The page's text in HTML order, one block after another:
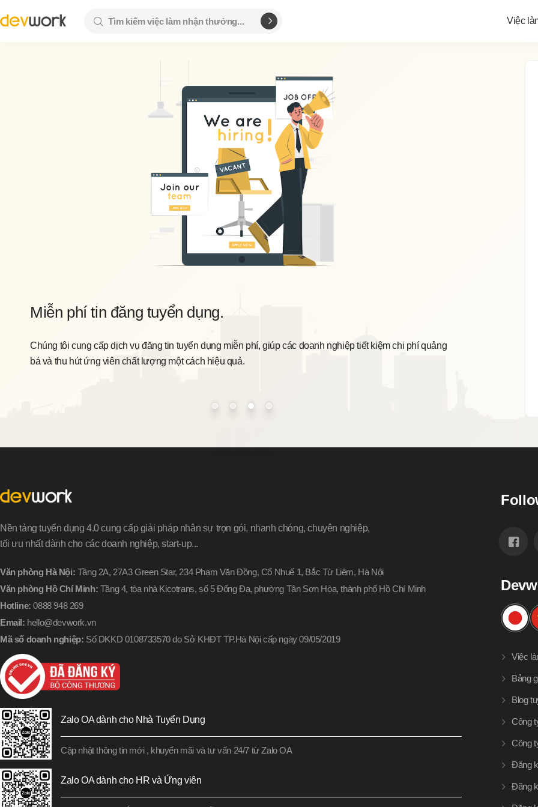
Việc
Miễn phí tin đăng tuyển dụng.
Chúng tôi cung cấp dịch vụ đăng tin tuyển dụng miễn phí, giúp các doanh nghiệp tiết kiệm chi phí quảng
bá và thu hút ứng viên chất lượng một cách hiệu quả.
tiết
Nền tảng tuyển dụng 4.0 cung cấp giải pháp nhân sự trọn gói, nhanh chóng, chuyên nghiệp,
tối ưu nhất dành cho các doanh nghiệp, start-up...
Văn phòng Hà Nội: Tầng 2A, 27A3 Green Star, 234 Phạm Văn Đồng, Cổ Nhuế 1, Bắc Từ Liêm, Hà Nội
Văn phòng Hồ Chí Minh: Tầng 4, tòa nhà Kicotrans, số 5 Đống Đa, phường Tân Sơn Hòa, thành phố Hồ Chí Minh
Hotline: 0888 948 269
Email: hello@devwork.vn
Mã số doanh nghiệp: Số DKKD 0108733570 do Sở KHĐT TP.Hà Nội cấp ngày 09/05/2019
Zalo OA dành cho Nhà Tuyển Dụng
Cập nhật thông tin mới , khuyến mãi và tư vấn 24/7 từ Zalo OA
Zalo OA dành cho HR và Ứng viên
Việc
Bảng
Blog
Công
Công
Đăng
Đăng